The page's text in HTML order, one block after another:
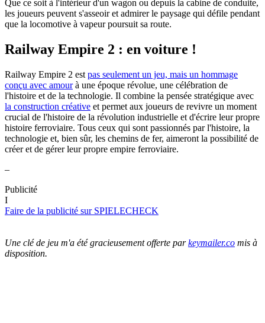
Que ce soit à l'intérieur d'un wagon ou depuis la cabine de conduite,
les joueurs peuvent s'asseoir et admirer le paysage qui défile pendant
que la locomotive à vapeur poursuit sa route.
Railway Empire 2 : en voiture !
Railway Empire 2 est pas seulement un jeu, mais un hommage
conçu avec amourà une époque révolue, une célébration de
l'histoire et de la technologie. Il combine la pensée stratégique avec
la construction créative et permet aux joueurs de revivre un moment
crucial de l'histoire de la révolution industrielle et d'écrire leur propre
histoire ferroviaire. Tous ceux qui sont passionnés par l'histoire, la
technologie et, bien sûr, les chemins de fer, aimeront la possibilité de
créer et de gérer leur propre empire ferroviaire.
–
Publicité
I
Faire de la publicité sur SPIELECHECK
Une clé de jeu m'a été gracieusement offerte parkeymailer.co mis à
disposition.